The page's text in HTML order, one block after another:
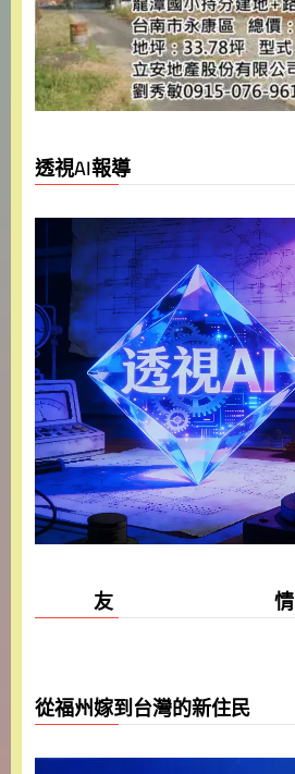
透視AI報導
友 情
從福州嫁到台灣的新住民